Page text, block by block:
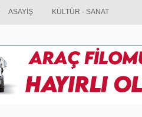
ASAYİŞ KÜLTÜR - SANAT